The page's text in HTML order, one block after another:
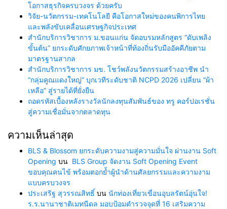
โอกาสธุรกิจครบวงจร ด้วยครับ
วิจัย-นวัตกรรม-เทคโนโลยี คือโอกาสใหม่ของคนพิการไทย
และพลังขับเคลื่อนเศรษฐกิจประเทศ
สำนักบริการวิชาการ ม.ขอนแก่น จัดอบรมหลักสูตร “ดับเพลิง
ขั้นต้น” ยกระดับศักยภาพเจ้าหน้าที่ท้องถิ่นรับมืออัคคีภัยตาม
มาตรฐานสากล
สำนักบริการวิชาการ มข. โชว์พลังนวัตกรรมสร้างอาชีพ นำ
“กลุ่มคูณแดงใหญ่” บุกเวทีระดับชาติ NCPD 2026 เปลี่ยน “ผ้า
เหลือ” สู่รายได้ที่ยั่งยืน
ถอดรหัสเบื้องหลังรางวัลนักลงทุนสัมพันธ์ของ ทรู คอร์ปอเรชั่น
สู่ความเชื่อมั่นจากตลาดทุน
ความเห็นล่าสุด
BLS & Blossom ยกระดับความงามสู่ความมั่นใจ ผ่านงาน Soft
Opening บน BLS Group จัดงาน Soft Opening Event
ขอบคุณคนไข้ พร้อมตอกย้ำผู้นำด้านศัลยกรรมและความงาม
แบบครบวงจร
ประเสริฐ สุวรรณสิทธิ์ บน นักท่องเที่ยวเขื่อนอุบลรัตน์อุ่นใจ!
ร.ร.นานาชาติเมทนีดล มอบป้อมตำรวจจุดที่ 16 เสริมความ